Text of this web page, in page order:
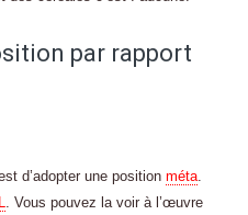
par rapport
d’adopter une position méta.
. Vous pouvez la voir à l’œuvre